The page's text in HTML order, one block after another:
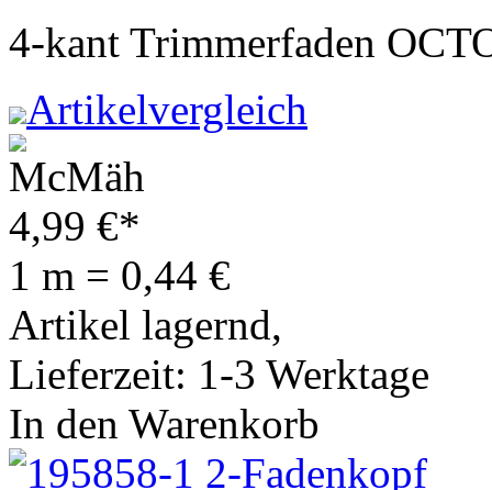
4-kant Trimmerfaden
Artikelvergleich
4,99 €*
1 m = 0,44 €
Artikel lagernd,
Lieferzeit: 1-3 Werktage
In den Warenkorb